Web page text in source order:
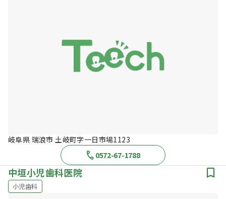
岐阜県 瑞浪市 土岐町字一日市場1123
0572-67-1788
中垣小児歯科医院
小児歯科